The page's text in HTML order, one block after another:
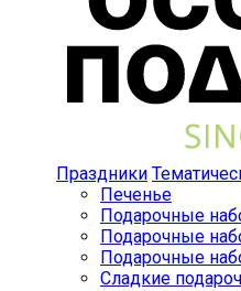
Праздники
Печенье
Подарочные
Подарочные
Подарочные
Сладкие